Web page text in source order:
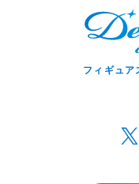
フィギュア